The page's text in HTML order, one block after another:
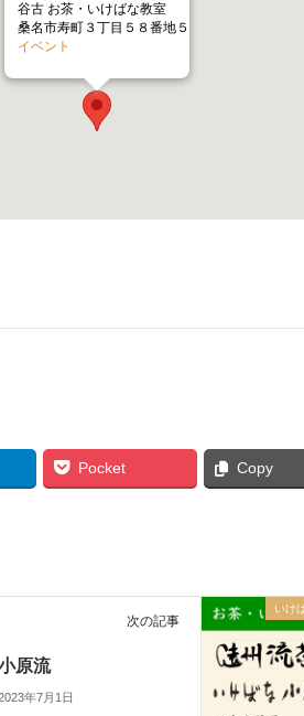
谷古 お茶・いけばな教室
桑名市寿町３丁目５８番地５
イベント
Pocket Copy
いけ
次の記事
原流
年7月1日